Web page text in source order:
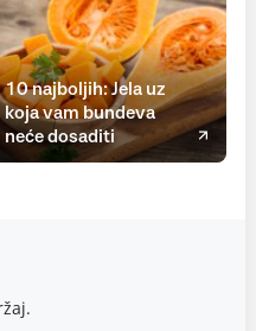
10 najboljih: Jela uz
koja vam bundeva
neće dosaditi